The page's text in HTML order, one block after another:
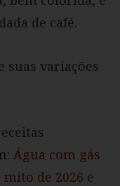
de café.
suas variações
Água com gás
de 2026 e